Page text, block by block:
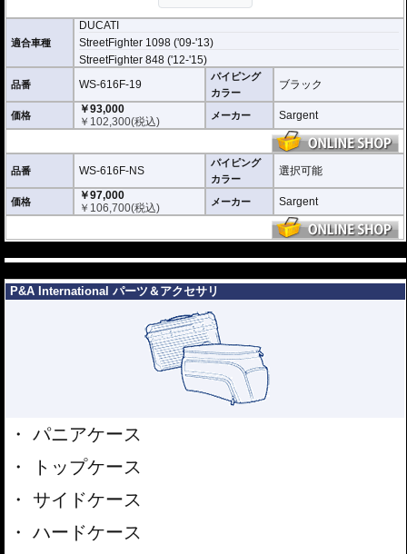
※受注後の職人による手作り生産の為、お届けまでに1~2ヶ月程要します。
・軽量、高快適 Super Cell Atomic Foamを採用
・人間工学に基づく設計で長距離走行でも疲れない
・操作性を向上するハイグリップゾーンをサイドに設置
・特許取得ゾーンサスペンションテクノロジーで高圧力点の圧力を分散し疲労
・無駄な保熱、重量増につながるゲルを使用せず、硬さ、衝撃吸収等に優れた
・ダブルステッチにより充分な強度を確保
・純正シートと付け替えるだけの簡単取付 完全互換
・純正シートを送って頂く必要はございません。
・表皮にはCarbonFを採用
・高耐久、メンテナンスフリー。綾織カーボン風 CarbonFX
適合車種
DUCATI
StreetFighter 1098 ('09-'13)
StreetFighter 848 ('12-'15)
品番 WS-616F-19
パイピング
カラー
ブラック
価格
￥93,000
￥ 102,300(税込) メーカー Sargent
品番 WS-616F-NS
パイピング
カラー
選択可能
価格
￥97,000
￥ 106,700(税込) メーカー Sargent
P&A International パーツ＆アクセサリ
パニアケース
トップケース
サイドケース
ハードケース